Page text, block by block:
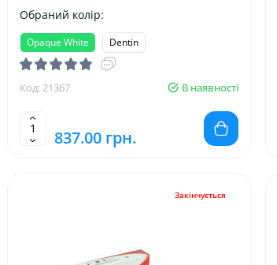
Обраний колір:
Opaque White Dentin
Код: 21367 В наявності
837.00 грн.
Закінчується